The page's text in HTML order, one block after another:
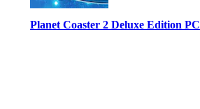
Planet Coaster 2 Deluxe Edition PC